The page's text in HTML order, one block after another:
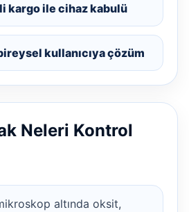
kargo ile cihaz kabulü
kullanıcıya çözüm
Neleri Kontrol
altında oksit,